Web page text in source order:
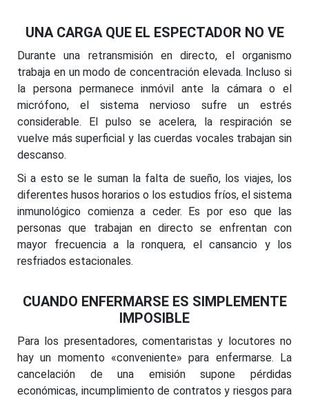
UNA CARGA QUE EL ESPECTADOR NO VE
Durante una retransmisión en directo, el organismo
trabaja en un modo de concentración elevada. Incluso si
la persona permanece inmóvil ante la cámara o el
micrófono, el sistema nervioso sufre un estrés
considerable. El pulso se acelera, la respiración se
vuelve más superficial y las cuerdas vocales trabajan sin
descanso.
Si a esto se le suman la falta de sueño, los viajes, los
diferentes husos horarios o los estudios fríos, el sistema
inmunológico comienza a ceder. Es por eso que las
personas que trabajan en directo se enfrentan con
mayor frecuencia a la ronquera, el cansancio y los
resfriados estacionales.
CUANDO ENFERMARSE ES SIMPLEMENTE
IMPOSIBLE
Para los presentadores, comentaristas y locutores no
hay un momento «conveniente» para enfermarse. La
cancelación de una emisión supone pérdidas
económicas, incumplimiento de contratos y riesgos para